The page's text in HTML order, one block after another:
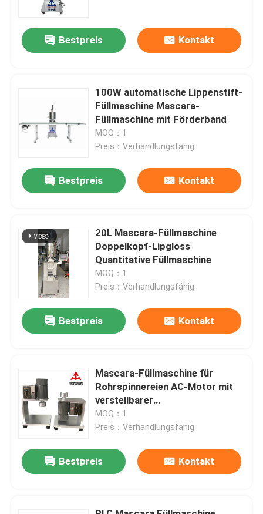
Startseite
Videos
Über uns
Fabrik Tour
Referenzen
Lippenstift-Produktionslinie
Automatische Lipgloss-Füllmaschine
Mascarafüllmaschine
Bestpreis Kontakt
100W automatische Lippenstift-
Füllmaschine Mascara-
Füllmaschine mit Förderband
MOQ：1
Preis：Verhandlungsfähig
Bestpreis Kontakt
20L Mascara-Füllmaschine
Doppelkopf-Lipgloss
Quantitative Füllmaschine
MOQ：1
Preis：Verhandlungsfähig
Bestpreis Kontakt
Mascara-Füllmaschine für
Rohrspinnereien AC-Motor mit
verstellbarer
Drehgeschwindigkeit
MOQ：1
Preis：Verhandlungsfähig
Bestpreis Kontakt